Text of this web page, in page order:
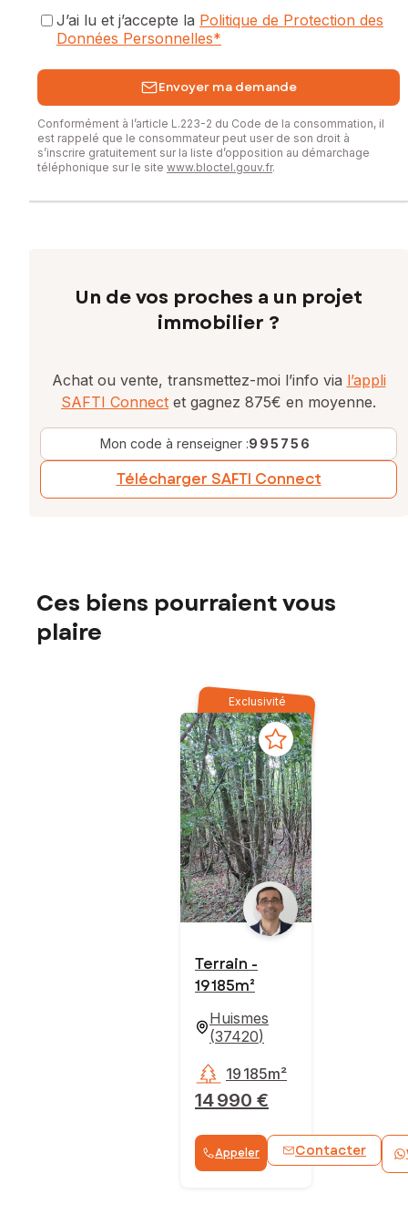
J’ai lu et j’accepte la Politique de Protection des
Données Personnelles*
Envoyer ma demande
Conformément à l’article L.223-2 du Code de la consommation, il
est rappelé que le consommateur peut user de son droit à
s’inscrire gratuitement sur la liste d’opposition au démarchage
téléphonique sur le site www.bloctel.gouv.fr.
Un de vos proches a un projet
immobilier ?
Achat ou vente, transmettez-moi l’info via l’appli
SAFTI Connect et gagnez 875€ en moyenne.
Mon code à renseigner :995756
Télécharger SAFTI Connect
Ces biens pourraient vous
plaire
Exclusivité
Terrain -
19 185m²
Huismes
(37420)
14 990 €
19 185m²
Appeler Contacter